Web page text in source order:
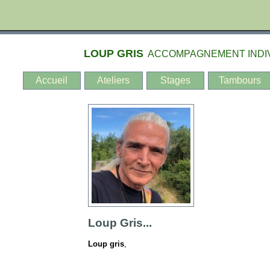
LOUP GRIS ACCOMPAGNEMENT
Accueil Ateliers Stages Tambours
Loup Gris...
Loup gris